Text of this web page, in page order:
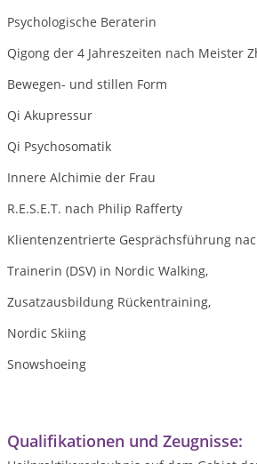
Psychologische Beraterin
Qigong der 4 Jahreszeiten nach Meister
Bewegen- und stillen Form
Qi Akupressur
Qi Psychosomatik
Innere Alchimie der Frau
R.E.S.E.T. nach Philip Rafferty
Klientenzentrierte Gesprächsführung
Trainerin (DSV) in Nordic Walking,
Zusatzausbildung Rückentraining,
Nordic Skiing
Snowshoeing
Qualifikationen und Zeugnisse: